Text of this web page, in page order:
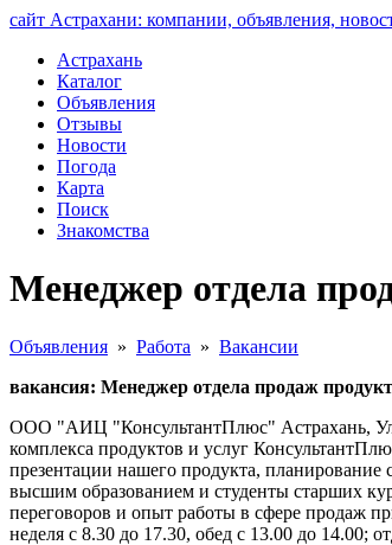
сайт Астрахани: компании, объявления,
Астрахань
Каталог
Объявления
Отзывы
Новости
Погода
Карта
Поиск
Знакомства
Менеджер отдела
Объявления » Работа » Вакансии
вакансия: Менеджер отдела продаж
ООО "АИЦ "КонсультантПлюс" Астрахань,
комплекса продуктов и услуг
презентации нашего продукта,
высшим образованием и студенты старших
переговоров и опыт работы в сфере продаж
неделя с 8.30 до 17.30, обед с 13.00 до 14.00;